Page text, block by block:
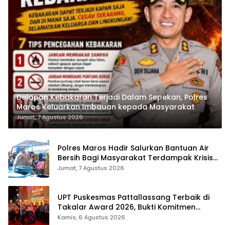
Delapan Kebakaran Terjadi Dalam Sepekan, Polres
Maros Keluarkan Imbauan kepada Masyarakat
Jumat, 7 Agustus 2026
Polres Maros Hadir Salurkan Bantuan Air
Bersih Bagi Masyarakat Terdampak Krisis
Air Bersih Di Maros
Jumat, 7 Agustus 2026
UPT Puskesmas Pattallassang Terbaik di
Takalar Award 2026, Bukti Komitmen
Hadirkan Pelayanan Kesehatan Berkualitas
Kamis, 6 Agustus 2026